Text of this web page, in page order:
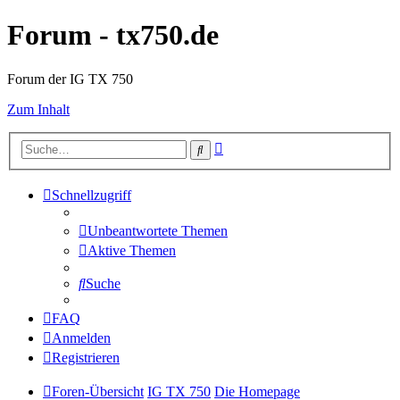
Forum - tx750.de
Forum der IG TX 750
Zum Inhalt
Suche
Schnellzugriff
Unbeantwortete Themen
Aktive Themen
Suche
FAQ
Anmelden
Registrieren
Foren-Übersicht IG TX 750 Die Homepage